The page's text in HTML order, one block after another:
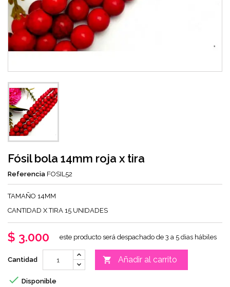
Fósil bola 14mm roja x tira
Referencia FOSIL52
TAMAÑO 14MM
CANTIDAD X TIRA 15 UNIDADES
$ 3.000 este producto será despachado de 3 a 5 dias hábiles
Cantidad  Añadir al carrito
 Disponible